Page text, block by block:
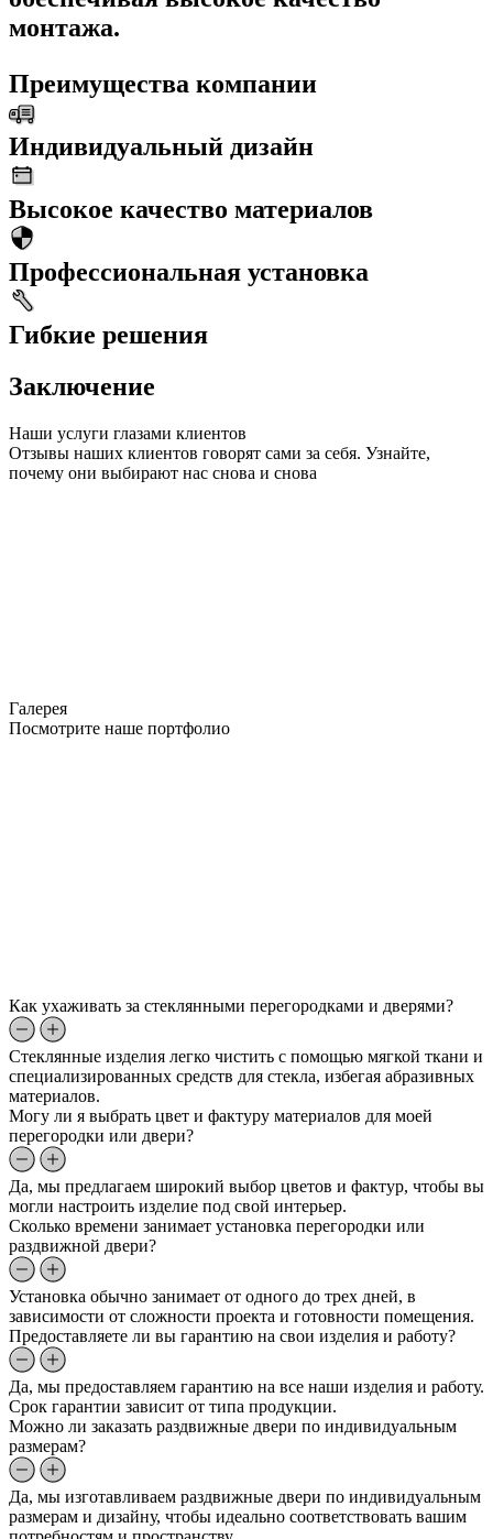
монтажа.
Преимущества компании
Индивидуальный дизайн
Высокое качество материалов
Профессиональная установка
Гибкие решения
Заключение
Наши услуги глазами клиентов
Отзывы наших клиентов говорят сами за себя. Узнайте,
почему они выбирают нас снова и снова
Галерея
Посмотрите наше портфолио
Как ухаживать за стеклянными перегородками и дверями?
Стеклянные изделия легко чистить с помощью мягкой ткани и
специализированных средств для стекла, избегая абразивных
материалов.
Могу ли я выбрать цвет и фактуру материалов для моей
перегородки или двери?
Да, мы предлагаем широкий выбор цветов и фактур, чтобы вы
могли настроить изделие под свой интерьер.
Сколько времени занимает установка перегородки или
раздвижной двери?
Установка обычно занимает от одного до трех дней, в
зависимости от сложности проекта и готовности помещения.
Предоставляете ли вы гарантию на свои изделия и работу?
Да, мы предоставляем гарантию на все наши изделия и работу.
Срок гарантии зависит от типа продукции.
Можно ли заказать раздвижные двери по индивидуальным
размерам?
Да, мы изготавливаем раздвижные двери по индивидуальным
размерам и дизайну, чтобы идеально соответствовать вашим